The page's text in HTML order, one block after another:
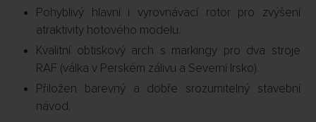
Pohyblivý hlavní i vyrovnávací rotor pro zvýšení
atraktivity hotového modelu.
Kvalitní obtiskový arch s markingy pro dva stroje
RAF (válka v Perském zálivu a Severní Irsko).
Přiložen barevný a dobře srozumitelný stavební
návod.